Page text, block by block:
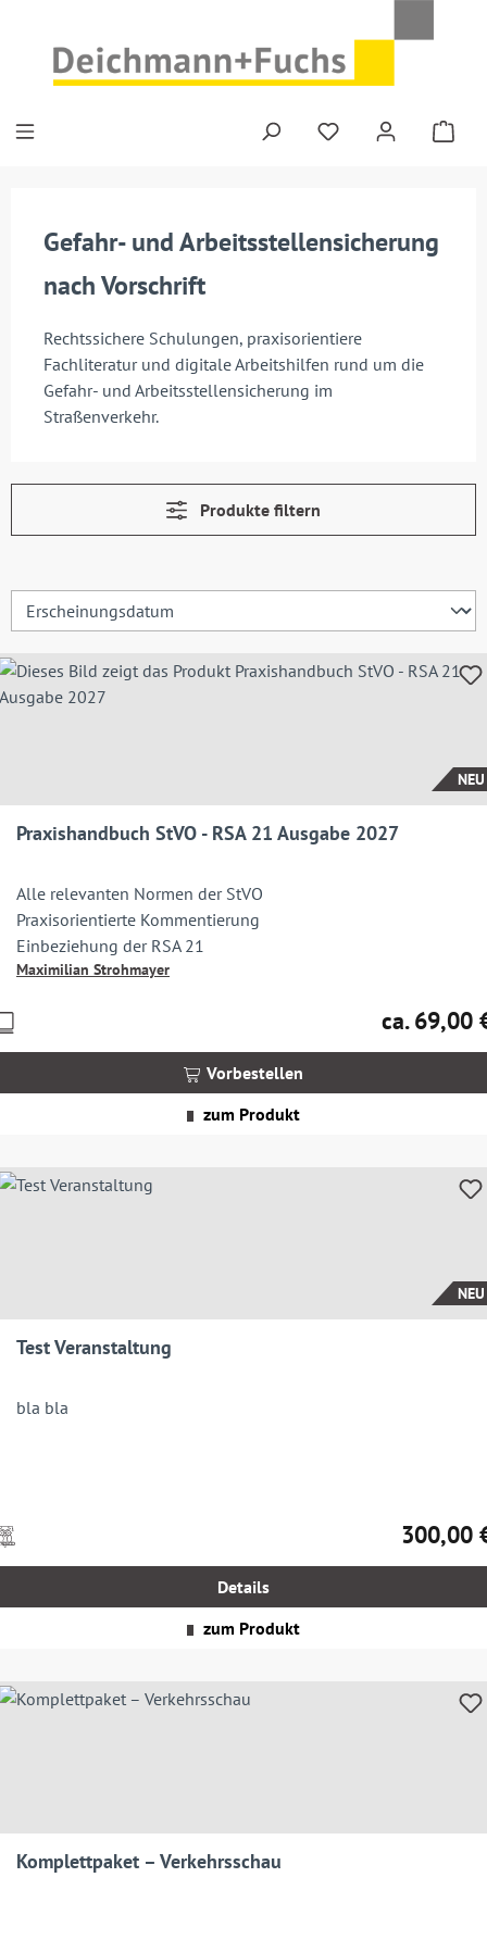
Gefahr- und Arbeitsstellensicherung
nach Vorschrift
Rechtssichere Schulungen, praxisorientiere
Fachliteratur und digitale Arbeitshilfen rund um die
Gefahr- und Arbeitsstellensicherung im
Straßenverkehr.
Produkte filtern
NEU
Praxishandbuch StVO - RSA 21 Ausgabe 2027
Alle relevanten Normen der StVO
Praxisorientierte Kommentierung
Einbeziehung der RSA 21
Maximilian Strohmayer
Regulärer
ca. 69,00
Vorbestellen
zum Produkt
NEU
Test Veranstaltung
bla bla
Regulärer
300,00
Details
zum Produkt
Komplettpaket – Verkehrsschau